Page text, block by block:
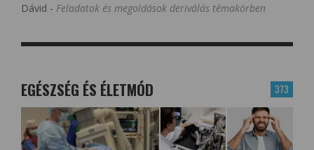
Dávid - Feladatok és megoldások deriválás témakörben
373
EGÉSZSÉG ÉS ÉLETMÓD